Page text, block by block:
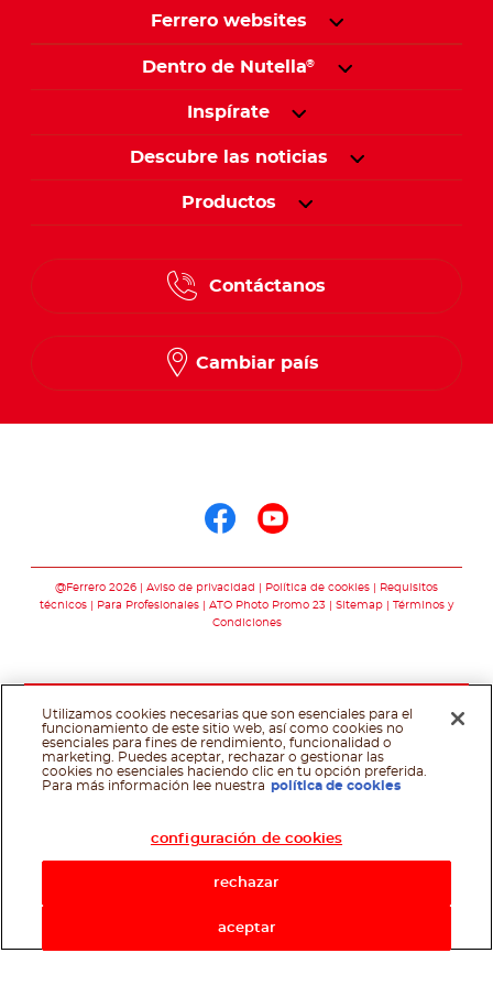
Asistente de recetas
Ferrero websites
Dentro de Nutella®
Inspírate
Descubre las noticias
Productos
Contáctanos
Cambiar país
@Ferrero 2026 Aviso de privacidad Política de cookies
Requisitos
técnicos
Para Profesionales ATO Photo Promo 23 Sitemap
Términos y
Condiciones
Utilizamos cookies necesarias que son esenciales para el
funcionamiento de este sitio web, así como cookies no
esenciales para fines de rendimiento, funcionalidad o
marketing. Puedes aceptar, rechazar o gestionar las
cookies no esenciales haciendo clic en tu opción preferida.
Para más información lee nuestra política de cookies
configuración de cookies
rechazar
aceptar